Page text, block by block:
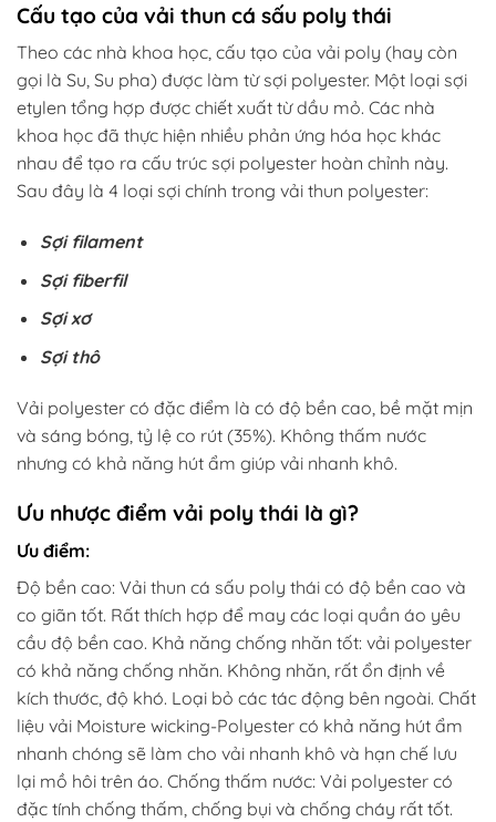
Cấu tạo của vải thun cá sấu poly thái
Theo các nhà khoa học, cấu tạo của vải poly (hay còn
gọi là Su, Su pha) được làm từ sợi polyester. Một loại sợi
etylen tổng hợp được chiết xuất từ ​​dầu mỏ. Các nhà
khoa học đã thực hiện nhiều phản ứng hóa học khác
nhau để tạo ra cấu trúc sợi polyester hoàn chỉnh này.
Sau đây là 4 loại sợi chính trong vải thun polyester:
Sợi filament
Sợi fiberfil
Sợi xơ
Sợi thô
Vải polyester có đặc điểm là có độ bền cao, bề mặt mịn
và sáng bóng, tỷ lệ co rút (35%). Không thấm nước
nhưng có khả năng hút ẩm giúp vải nhanh khô.
Ưu nhược điểm vải poly thái là gì?
Ưu điểm:
Độ bền cao: Vải thun cá sấu poly thái có độ bền cao và
co giãn tốt. Rất thích hợp để may các loại quần áo yêu
cầu độ bền cao. Khả năng chống nhăn tốt: vải polyester
có khả năng chống nhăn. Không nhăn, rất ổn định về
kích thước, độ khó. Loại bỏ các tác động bên ngoài. Chất
liệu vải Moisture wicking-Polyester có khả năng hút ẩm
nhanh chóng sẽ làm cho vải nhanh khô và hạn chế lưu
lại mồ hôi trên áo. Chống thấm nước: Vải polyester có
đặc tính chống thấm, chống bụi và chống cháy rất tốt.